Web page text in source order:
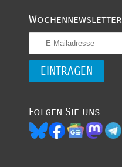
Wochennewsletter
Folgen Sie uns